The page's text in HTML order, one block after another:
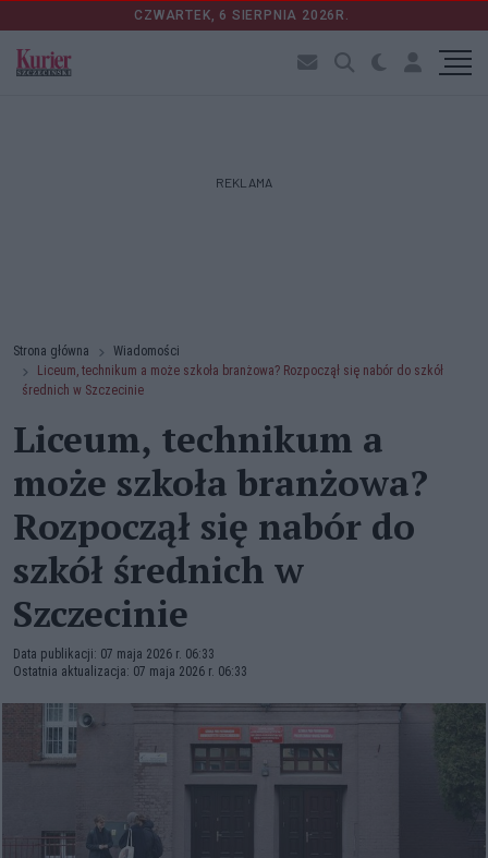
CZWARTEK, 6 SIERPNIA 2026R.
REKLAMA
Strona główna
Wiadomości
Liceum, technikum a może szkoła branżowa? Rozpoczął się nabór do szkół
średnich w Szczecinie
Liceum, technikum a
może szkoła branżowa?
Rozpoczął się nabór do
szkół średnich w
Szczecinie
Data publikacji: 07 maja 2026 r. 06:33
Ostatnia aktualizacja: 07 maja 2026 r. 06:33